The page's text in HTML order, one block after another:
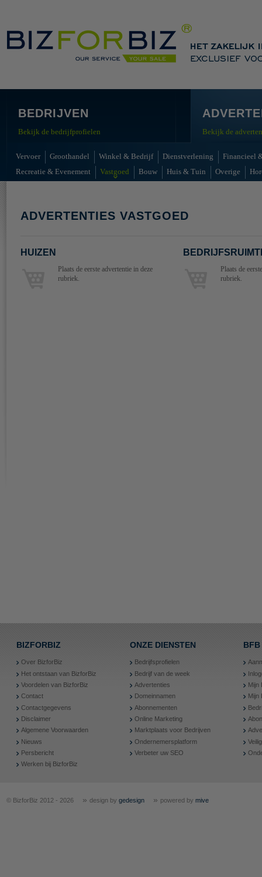
BEDRIJVEN
Bekijk de bedrijfprofielen Bekijk de
Vervoer Groothandel Winkel & Bedrijf Dienstverlening
Financieel
Recreatie & Evenement
Vastgoed Bouw Huis & Tuin Overige
ADVERTENTIES VASTGOED
HUIZEN
Plaats de eerste advertentie in deze
rubriek.
Plaats de
rubriek.
BIZFORBIZ
Over BizforBiz
Het ontstaan van BizforBiz
Voordelen van BizforBiz
Contact
Contactgegevens
Disclaimer
Algemene Voorwaarden
Nieuws
Persbericht
Werken bij BizforBiz
ONZE DIENSTEN
Bedrijfsprofielen
Bedrijf van de week
Advertenties
Domeinnamen
Abonnementen
Online Marketing
Marktplaats voor Bedrijven
Ondernemersplatform
Verbeter uw SEO
BFB
Mijn
Mijn
© BizforBiz 2012 - 2026 » design by gedesign » powered by mive